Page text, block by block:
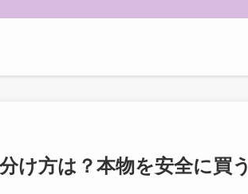
け方は？本物を安全に買う